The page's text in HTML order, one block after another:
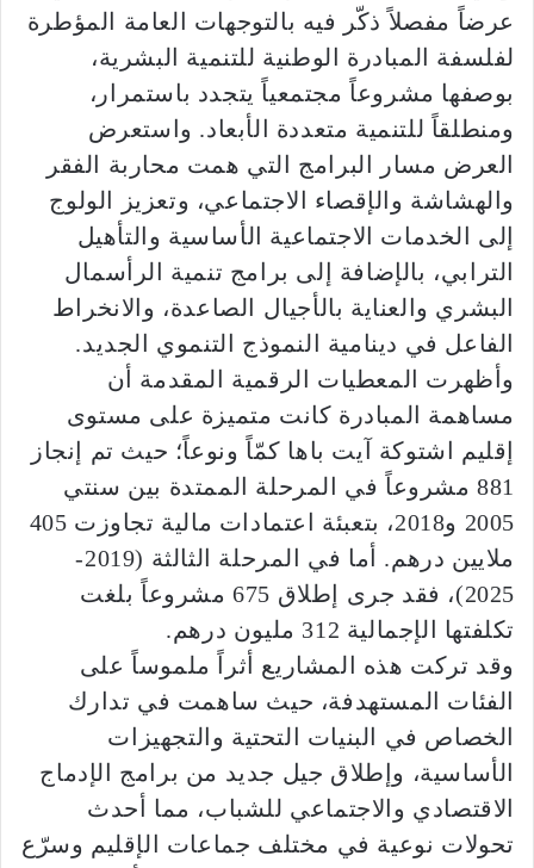
عرضاً مفصلاً ذكّر فيه بالتوجهات العامة المؤطرة
لفلسفة المبادرة الوطنية للتنمية البشرية،
بوصفها مشروعاً مجتمعياً يتجدد باستمرار،
ومنطلقاً للتنمية متعددة الأبعاد. واستعرض
العرض مسار البرامج التي همت محاربة الفقر
والهشاشة والإقصاء الاجتماعي، وتعزيز الولوج
إلى الخدمات الاجتماعية الأساسية والتأهيل
الترابي، بالإضافة إلى برامج تنمية الرأسمال
البشري والعناية بالأجيال الصاعدة، والانخراط
الفاعل في دينامية النموذج التنموي الجديد.
وأظهرت المعطيات الرقمية المقدمة أن
مساهمة المبادرة كانت متميزة على مستوى
إقليم اشتوكة آيت باها كمّاً ونوعاً؛ حيث تم إنجاز
881 مشروعاً في المرحلة الممتدة بين سنتي
2005 و2018، بتعبئة اعتمادات مالية تجاوزت 405
ملايين درهم. أما في المرحلة الثالثة (2019-
2025)، فقد جرى إطلاق 675 مشروعاً بلغت
تكلفتها الإجمالية 312 مليون درهم.
وقد تركت هذه المشاريع أثراً ملموساً على
الفئات المستهدفة، حيث ساهمت في تدارك
الخصاص في البنيات التحتية والتجهيزات
الأساسية، وإطلاق جيل جديد من برامج الإدماج
الاقتصادي والاجتماعي للشباب، مما أحدث
تحولات نوعية في مختلف جماعات الإقليم وسرّع